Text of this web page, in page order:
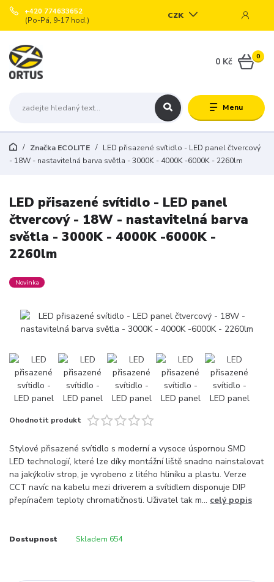
Menu
CZK
+420 774633652
(Po-Pá, 9-17 hod.)
0
0 Kč
Značka ECOLITE
LED přisazené svítidlo - LED panel čtvercový
- 18W - nastavitelná barva světla - 3000K - 4000K -6000K - 2260lm
LED přisazené svítidlo - LED panel
čtvercový - 18W - nastavitelná barva
světla - 3000K - 4000K -6000K -
2260lm
Novinka
Ohodnotit produkt
Stylové přisazené svítidlo s moderní a vysoce úspornou SMD
LED technologií, které lze díky montážní liště snadno nainstalovat
na jakýkoliv strop, je vyrobeno z litého hliníku a plastu. Verze
CCT navíc na kabelu mezi driverem a svítidlem disponuje DIP
přepínačem teploty chromatičnosti. Uživatel tak m... celý popis
Dostupnost Skladem 654